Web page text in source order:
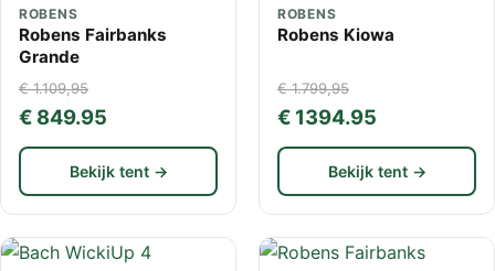
ROBENS
Robens Fairbanks
Grande
€ 1.109,95
€ 849.95
Bekijk tent →
ROBENS
Robens Kiowa
€ 1.799,95
€ 1394.95
Bekijk tent →